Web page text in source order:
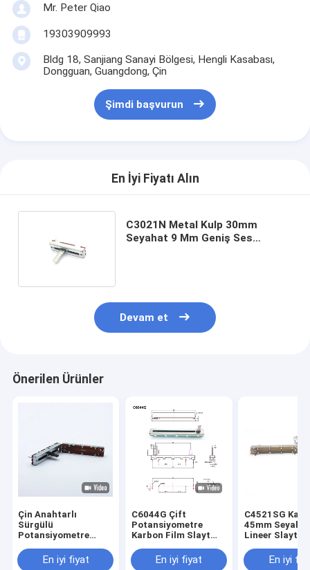
Mr. Peter Qiao
19303909993
Bldg 18, Sanjiang Sanayi Bölgesi, Hengli Kasabası,
Dongguan, Guangdong, Çin
Şimdi başvurun
En İyi Fiyatı Alın
C3021N Metal Kulp 30mm
Seyahat 9 Mm Geniş Ses
Devam et
Önerilen Ürünler
Çin Anahtarlı
Sürgülü
Potansiyometre
Seyahat Lineer 5k
10k Ohm
En iyi fiyat
C6044G Çift
Potansiyometre
Karbon Film Slayt
60mm Seyahat 5K
10K Lineer Stereo
En iyi fiyat
C4521SG
45mm
Lineer Slayt
Anahtarı Ile
Ses
En iyi